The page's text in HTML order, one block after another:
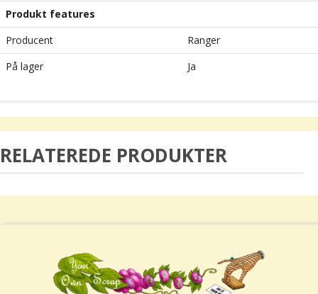
Produkt features
Producent
Ranger
På lager
Ja
RELATEREDE PRODUKTER